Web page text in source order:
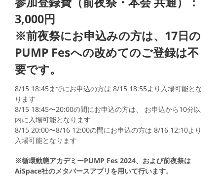
3,000円
※前夜祭にお申込みの方は、17日の
PUMP Fesへの改めてのご登録は不
要です。
8/15 18:45までにお申込の方は 8/15 18:55より入場可能とな
ります
8/15 18:45〜20:00の間にお申込の方は、 お申込から10分以
内に入場可能となります
8/15 20:00〜8/16 12:00の間にお申込の方は 8/16 12:10より
入場可能となります
※循環動態アカデミーPUMP Fes 2024、および前夜祭は
AiSpace社のメタバースアプリを用いて行います。